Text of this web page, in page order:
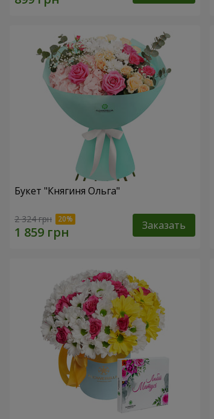
Букет "Княгиня Ольга"
2 324 грн Заказать